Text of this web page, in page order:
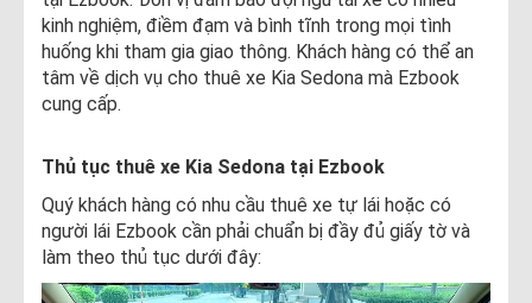
kinh nghiệm, điềm đạm và bình tĩnh trong mọi tình
huống khi tham gia giao thông. Khách hàng có thể an
tâm về dịch vụ cho thuê xe Kia Sedona mà Ezbook
cung cấp.
Thủ tục thuê xe Kia Sedona tại Ezbook
Quý khách hàng có nhu cầu thuê xe tự lái hoặc có
người lái Ezbook cần phải chuẩn bị đầy đủ giấy tờ và
làm theo thủ tục dưới đây: